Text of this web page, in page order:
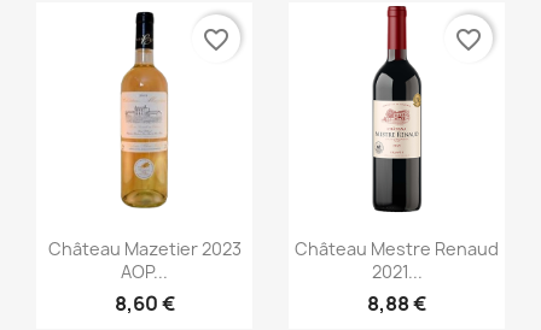
Aperçu rapide
Château Mazetier 2023
AOP...
8,60 €
favorite_border
Aperçu rapide
Château Mestre Renaud
2021...
8,88 €
favorite_border